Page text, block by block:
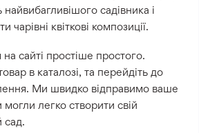
найвибагливішого садівника і
квіткові композиції.
сайті простіше простого.
в каталозі, та перейдіть до
Ми швидко відправимо ваше
легко створити свій
сад.